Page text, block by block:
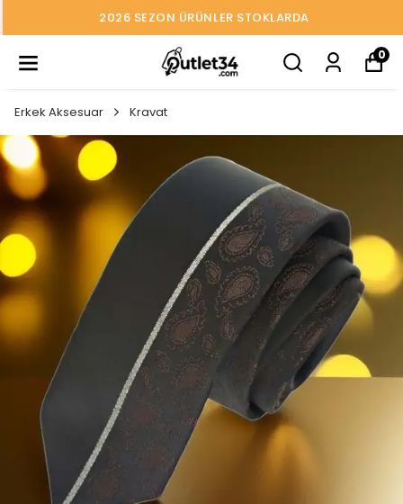
2026 SEZON ÜRÜNLER STOKLARDA
0
Erkek Aksesuar Kravat